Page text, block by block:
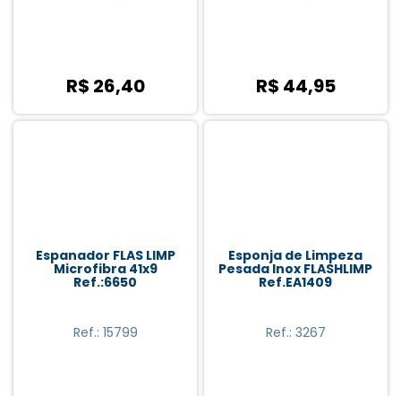
R$ 26,40 R$ 44,95
Espanador FLAS LIMP
Microfibra 41x9
Ref.:6650
Ref.: 15799
Esponja de Limpeza
Pesada Inox FLASHLIMP
Ref.EA1409
Ref.: 3267